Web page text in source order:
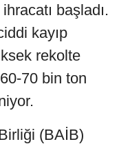
başladı.
kayıp
rekolte
70 bin ton
(BAİB)